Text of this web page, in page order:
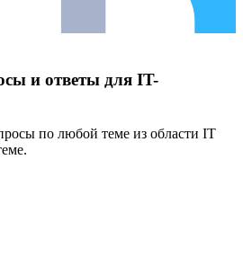
и ответы для IT-
по любой теме из области IT